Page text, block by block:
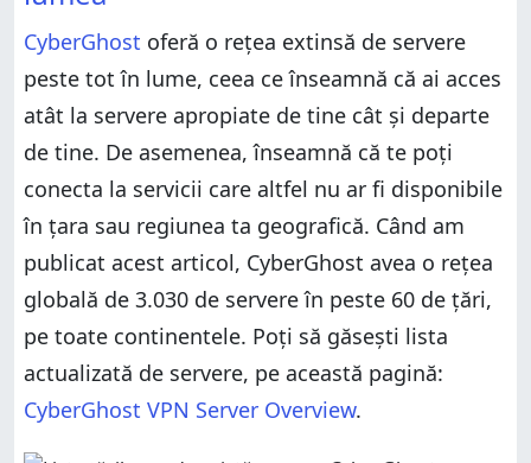
Motivul 5. Reduceri mari pentru cititorii noștri
Motivul 6. Conexiuni VPN stabile și rapide
Motivul 7. Facilități avansate care îi cresc valoarea
Motivul 8. CyberGhost poate fi folosit pe diferite
tipuri de dispozitive IoT: routere wireless, Raspberry
Pi, Synology NAS, Chrome OS, etc.
Ai cumpărat un abonament la CyberGhost VPN
folosind pagina noastră de reduceri?
Motivul 4. CyberGhost este ușor de folosit
Motivul 5. Reduceri mari pentru cititorii noștri
Motivul 6. Conexiuni VPN stabile și rapide
Motivul 7. Facilități avansate care îi cresc valoarea
Motivul 8. CyberGhost poate fi folosit pe diferite
tipuri de dispozitive IoT: routere wireless, Raspberry
Pi, Synology NAS, Chrome OS, etc.
Ai cumpărat un abonament la CyberGhost VPN
folosind pagina noastră de reduceri?
CyberGhost oferă o rețea extinsă de servere
peste tot în lume, ceea ce înseamnă că ai acces
atât la servere apropiate de tine cât și departe
de tine. De asemenea, înseamnă că te poți
conecta la servicii care altfel nu ar fi disponibile
în țara sau regiunea ta geografică. Când am
publicat acest articol, CyberGhost avea o rețea
globală de 3.030 de servere în peste 60 de țări,
pe toate continentele. Poți să găsești lista
actualizată de servere, pe această pagină:
CyberGhost VPN Server Overview.